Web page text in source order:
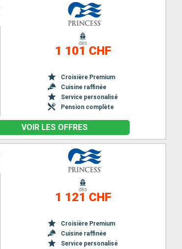
dès
1 101 CHF
Croisière Premium
Cuisine raffinée
Service personalisé
Pension complète
VOIR LES OFFRES
dès
1 121 CHF
Croisière Premium
Cuisine raffinée
Service personalisé